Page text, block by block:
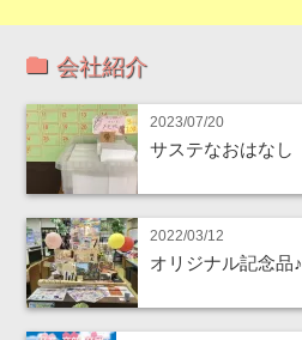
会社紹介
2023/07/20
サステなおはなし
2022/03/12
オリジナル記念品♪